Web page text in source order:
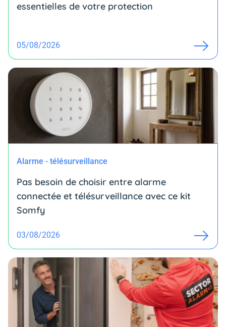
essentielles de votre protection
05/08/2026
Alarme - télésurveillance
Pas besoin de choisir entre alarme
connectée et télésurveillance avec ce kit
Somfy
03/08/2026